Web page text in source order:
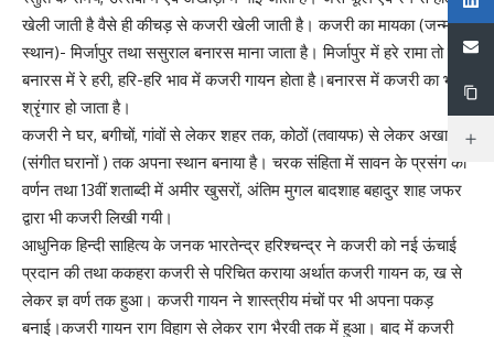
खेली जाती है वैसे ही कीचड़ से कजरी खेली जाती है। कजरी का मायका (जन्म
स्थान)- मिर्जापुर तथा ससुराल बनारस माना जाता है। मिर्जापुर में हरे रामा तो वहीं
बनारस में रे हरी, हरि-हरि भाव में कजरी गायन होता है।बनारस में कजरी का भी
श्रृंगार हो जाता है।
कजरी ने घर, बगीचों, गांवों से लेकर शहर तक, कोठों (तवायफ) से लेकर अखाड़ों
(संगीत घरानों ) तक अपना स्थान बनाया है। चरक संहिता में सावन के प्रसंग का
वर्णन तथा 13वीं शताब्दी में अमीर खुसरों, अंतिम मुगल बादशाह बहादुर शाह जफर
द्वारा भी कजरी लिखी गयी।
आधुनिक हिन्दी साहित्य के जनक भारतेन्द्र हरिश्चन्द्र ने कजरी को नई ऊंचाई
प्रदान की तथा ककहरा कजरी से परिचित कराया अर्थात कजरी गायन क, ख से
लेकर ज्ञ वर्ण तक हुआ। कजरी गायन ने शास्त्रीय मंचों पर भी अपना पकड़
बनाई।कजरी गायन राग विहाग से लेकर राग भैरवी तक में हुआ। बाद में कजरी